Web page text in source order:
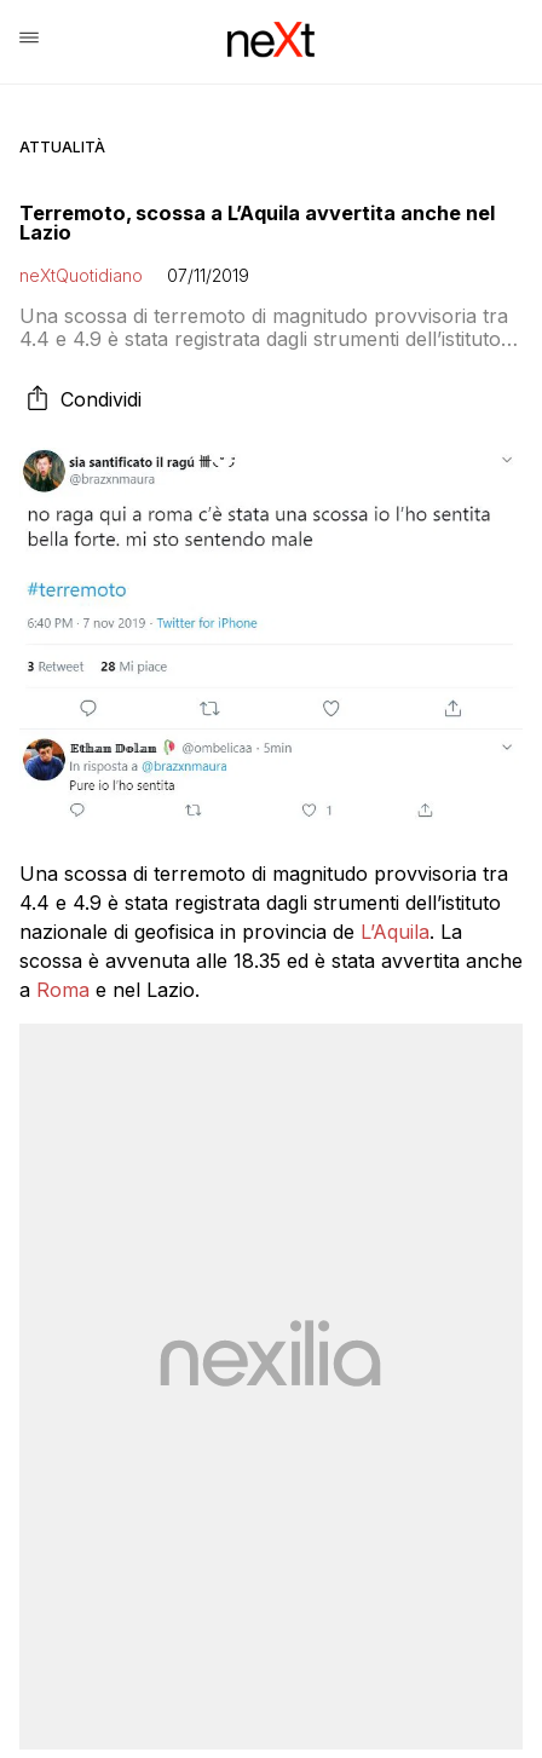
ATTUALITÀ
Terremoto, scossa a L’Aquila avvertita anche nel
Lazio
neXtQuotidiano 07/11/2019
Una scossa di terremoto di magnitudo provvisoria tra
4.4 e 4.9 è stata registrata dagli strumenti dell’istituto
scossa è avvenuta alle 18.35 ed è stata avvertita anche
nel Lazio
Condividi
Una scossa di terremoto di magnitudo provvisoria tra
4.4 e 4.9 è stata registrata dagli strumenti dell’istituto
nazionale di geofisica in provincia de L’Aquila. La
scossa è avvenuta alle 18.35 ed è stata avvertita anche
a Roma e nel Lazio.